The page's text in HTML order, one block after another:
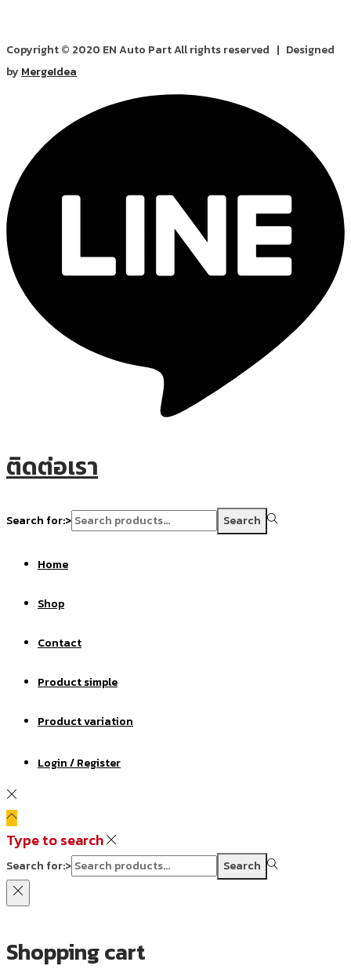
Copyright © 2020 EN Auto Part All rights reserved | Designed
by MergeIdea
ติดต่อเรา
Search for:> Search
Home
Shop
Contact
Product simple
Product variation
Login / Register
Type to search
Search for:> Search
Shopping cart